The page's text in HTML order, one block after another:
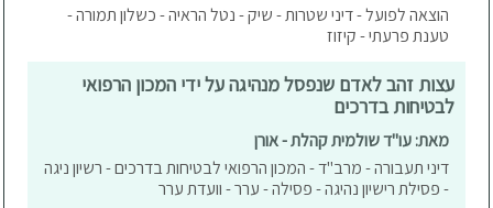
הוצאה לפועל - דיני שטרות - שיק - נטל הראיה - כשלון תמורה -
טענת פרעתי - קיזוז
עצות זהב לאדם שנפסל מנהיגה על ידי המכון הרפואי
לבטיחות בדרכים
מאת: עו"ד שולמית קהלת - אורן
דיני תעבורה - מרב"ד - המכון הרפואי לבטיחות בדרכים - רשיון ניגה
- פסילת רישיון נהיגה - פסילה - ערר - וועדת ערר